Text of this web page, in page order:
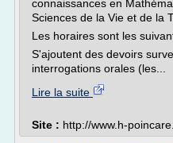
connaissances en
Sciences de la Vie et de la
Les horaires sont les
S'ajoutent des devoirs
interrogations orales (les...
Lire la suite
Site : http://www.h-